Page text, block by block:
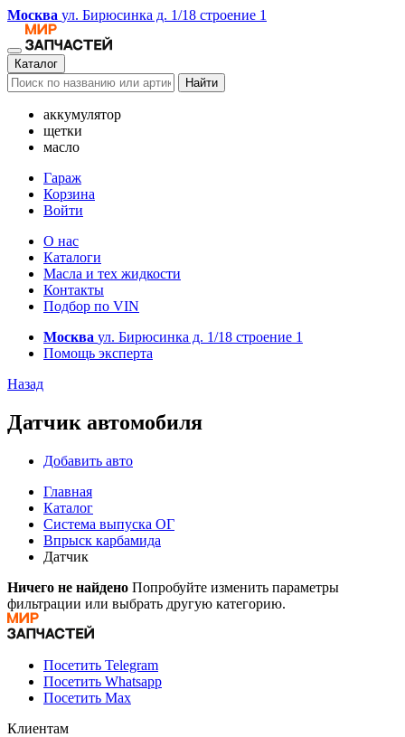
Москва ул. Бирюсинка д. 1/18 строение 1
Каталог
Найти
аккумулятор
щетки
масло
Гараж
Корзина
Войти
О нас
Каталоги
Масла и тех жидкости
Контакты
Подбор по VIN
Москва ул. Бирюсинка д. 1/18 строение 1
Помощь эксперта
Назад
Датчик автомобиля
Добавить авто
Главная
Каталог
Система выпуска ОГ
Впрыск карбамида
Датчик
Ничего не найдено Попробуйте изменить параметры
фильтрации или выбрать другую категорию.
Посетить Telegram
Посетить Whatsapp
Посетить Max
Клиентам